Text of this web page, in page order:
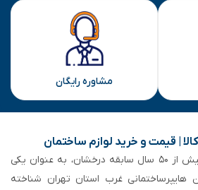
مشاوره رایگان
| قیمت و خرید لوازم ساختمان
هایپر ساختمانی خاجی‌ با بیش از ۵۰ سال سابقه‌ درخشان، به عنوان یکی
هایپرساختمانی‌ غرب استان تهران شناخته